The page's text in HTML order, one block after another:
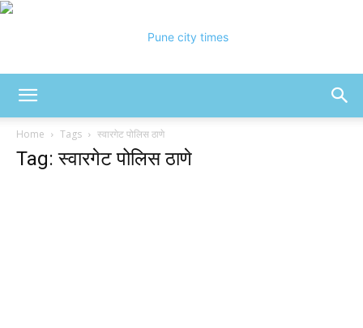
Home Tags स्वारगेट पोलिस ठाणे
Tag: स्वारगेट पोलिस ठाणे